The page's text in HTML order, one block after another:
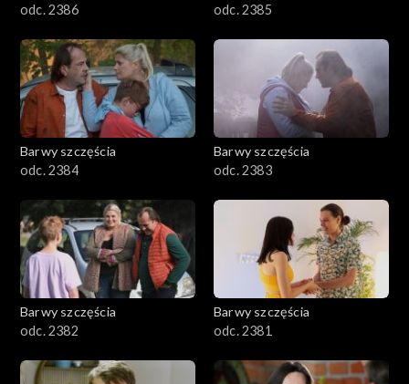
odc. 2386
odc. 2385
Barwy szczęścia
odc. 2384
Barwy szczęścia
odc. 2383
Barwy szczęścia
odc. 2382
Barwy szczęścia
odc. 2381